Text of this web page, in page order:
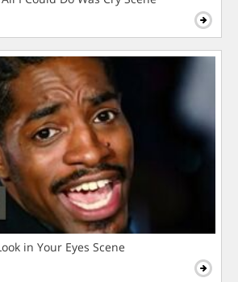
in Your Eyes Scene